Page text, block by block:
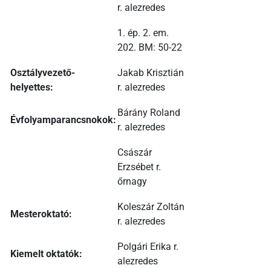
r. alezredes
1. ép. 2. em.
202. BM: 50-22
Osztályvezető-
helyettes:
Jakab Krisztián
r. alezredes
Évfolyamparancsnokok:
Bárány Roland
r. alezredes
Császár
Erzsébet r.
őrnagy
Mesteroktató:
Koleszár Zoltán
r. alezredes
Kiemelt oktatók:
Polgári Erika r.
alezredes